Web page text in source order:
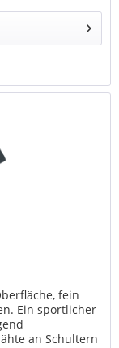
fein
Ein sportlicher
an Schultern